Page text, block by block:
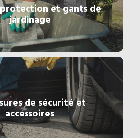
et gants de
jardinage
de sécurité et
accessoires